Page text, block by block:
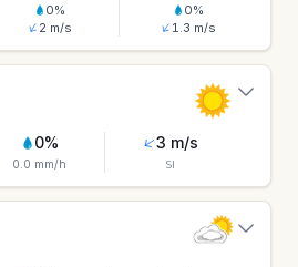
0%
2 m/s
0%
1.3 m/s
0%
0.0 mm/h
3 m/s
SI